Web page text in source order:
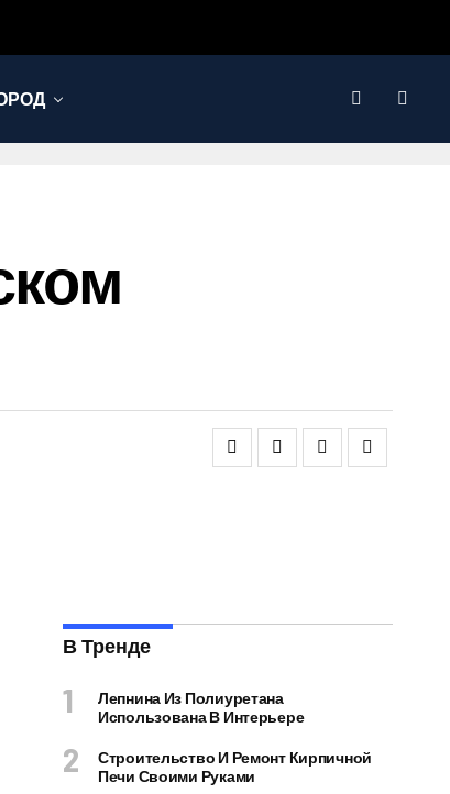
В Тренде
Лепнина Из Полиуретана
Использована В Интерьере
Строительство И Ремонт Кирпичной
Печи Своими Руками